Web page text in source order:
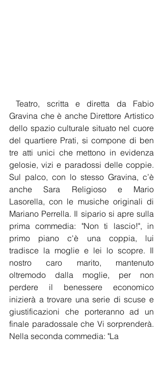
Teatro, scritta e diretta da Fabio
Gravina che è anche Direttore Artistico
dello spazio culturale situato nel cuore
del quartiere Prati, si compone di ben
tre atti unici che mettono in evidenza
gelosie, vizi e paradossi delle coppie.
Sul palco, con lo stesso Gravina, c’è
anche Sara Religioso e Mario
Lasorella, con le musiche originali di
Mariano Perrella. Il sipario si apre sulla
prima commedia: "Non ti lascio!", in
primo piano c'è una coppia, lui
tradisce la moglie e lei lo scopre. Il
nostro caro marito, mantenuto
oltremodo dalla moglie, per non
perdere il benessere economico
inizierà a trovare una serie di scuse e
giustificazioni che porteranno ad un
finale paradossale che Vi sorprenderà.
Nella seconda commedia: "La